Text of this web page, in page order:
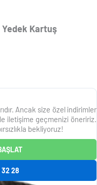
Yedek Kartuş
Ancak size özel indirimler
iletişime geçmenizi öneririz.
bekliyoruz!
32 28